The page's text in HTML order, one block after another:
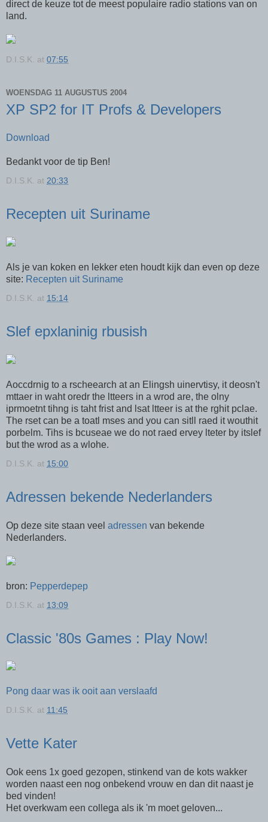
direct de keuze tot de meest populaire radio stations van on
land.
D.I.S.K. at 07:55
WOENSDAG 11 AUGUSTUS 2004
XP SP2 for IT Profs & Developers
Download
Bedankt voor de tip Ben!
D.I.S.K. at 20:33
Recepten uit Suriname
Als je van koken en lekker eten houdt kijk dan even op deze
site: Recepten uit Suriname
D.I.S.K. at 15:14
Slef epxlaninig rbusish
Aoccdrnig to a rscheearch at an Elingsh uinervtisy, it deosn't
mttaer in waht oredr the ltteers in a wrod are, the olny
iprmoetnt tihng is taht frist and lsat ltteer is at the rghit pclae.
The rset can be a toatl mses and you can sitll raed it wouthit
porbelm. Tihs is bcuseae we do not raed ervey lteter by itslef
but the wrod as a wlohe.
D.I.S.K. at 15:00
Adressen bekende Nederlanders
Op deze site staan veel adressen van bekende
Nederlanders.
bron: Pepperdepep
D.I.S.K. at 13:09
Classic '80s Games : Play Now!
Pong daar was ik ooit aan verslaafd
D.I.S.K. at 11:45
Vette Kater
Ook eens 1x goed gezopen, stinkend van de kots wakker
worden naast een nog onbekend vrouw en dan dit naast je
bed vinden!
Het overkwam een collega als ik 'm moet geloven...